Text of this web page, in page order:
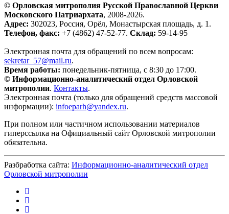
© Орловская митрополия Русской Православной Церкви
Московского Патриархата, 2008-2026.
Адрес: 302023, Россия, Орёл, Монастырская площадь, д. 1.
Телефон, факс: +7 (4862) 47-52-77. Склад: 59-14-95
Электронная почта для обращений по всем вопросам:
sekretar_57@mail.ru.
Время работы: понедельник-пятница, с 8:30 до 17:00.
© Информационно-аналитический отдел Орловской
митрополии. Контакты.
Электронная почта (только для обращений средств массовой
информации): infoeparh@yandex.ru.
При полном или частичном использовании материалов
гиперссылка на Официальный сайт Орловской митрополии
обязательна.
Разбработка сайта: Информационно-аналитический отдел
Орловской митрополии